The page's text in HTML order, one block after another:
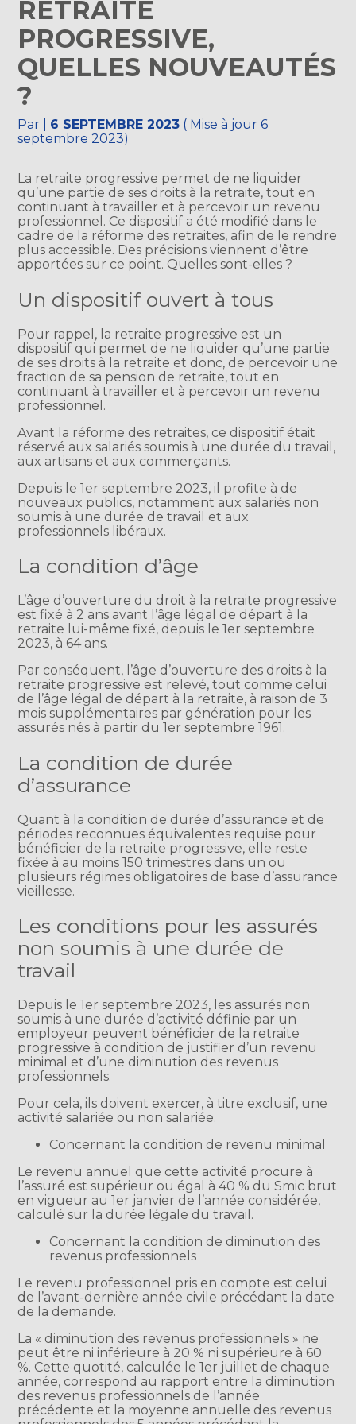
RETRAITE
PROGRESSIVE,
QUELLES NOUVEAUTÉS
?
Par 6 SEPTEMBRE 2023 ( Mise à jour 6
septembre 2023)
La retraite progressive permet de ne liquider
qu’une partie de ses droits à la retraite, tout en
continuant à travailler et à percevoir un revenu
professionnel. Ce dispositif a été modifié dans le
cadre de la réforme des retraites, afin de le rendre
plus accessible. Des précisions viennent d’être
apportées sur ce point. Quelles sont-elles ?
Un dispositif ouvert à tous
Pour rappel, la retraite progressive est un
dispositif qui permet de ne liquider qu’une partie
de ses droits à la retraite et donc, de percevoir une
fraction de sa pension de retraite, tout en
continuant à travailler et à percevoir un revenu
professionnel.
Avant la réforme des retraites, ce dispositif était
réservé aux salariés soumis à une durée du travail,
aux artisans et aux commerçants.
Depuis le 1er septembre 2023, il profite à de
nouveaux publics, notamment aux salariés non
soumis à une durée de travail et aux
professionnels libéraux.
La condition d’âge
L’âge d’ouverture du droit à la retraite progressive
est fixé à 2 ans avant l’âge légal de départ à la
retraite lui-même fixé, depuis le 1er septembre
2023, à 64 ans.
Par conséquent, l’âge d’ouverture des droits à la
retraite progressive est relevé, tout comme celui
de l’âge légal de départ à la retraite, à raison de 3
mois supplémentaires par génération pour les
assurés nés à partir du 1er septembre 1961.
La condition de durée
d’assurance
Quant à la condition de durée d’assurance et de
périodes reconnues équivalentes requise pour
bénéficier de la retraite progressive, elle reste
fixée à au moins 150 trimestres dans un ou
plusieurs régimes obligatoires de base d’assurance
vieillesse.
Les conditions pour les assurés
non soumis à une durée de
travail
Depuis le 1er septembre 2023, les assurés non
soumis à une durée d’activité définie par un
employeur peuvent bénéficier de la retraite
progressive à condition de justifier d’un revenu
minimal et d’une diminution des revenus
professionnels.
Pour cela, ils doivent exercer, à titre exclusif, une
activité salariée ou non salariée.
Concernant la condition de revenu minimal
Le revenu annuel que cette activité procure à
l’assuré est supérieur ou égal à 40 % du Smic brut
en vigueur au 1er janvier de l’année considérée,
calculé sur la durée légale du travail.
Concernant la condition de diminution des
revenus professionnels
Le revenu professionnel pris en compte est celui
de l’avant-dernière année civile précédant la date
de la demande.
La « diminution des revenus professionnels » ne
peut être ni inférieure à 20 % ni supérieure à 60
%. Cette quotité, calculée le 1er juillet de chaque
année, correspond au rapport entre la diminution
des revenus professionnels de l’année
précédente et la moyenne annuelle des revenus